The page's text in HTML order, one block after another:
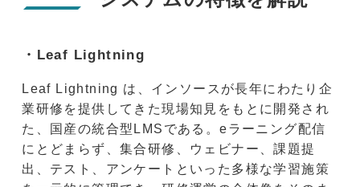
・Leaf Lightning
Leaf Lightning は、インソースが長年にわたり企
業研修を提供してきた現場知見をもとに開発され
た、国産の統合型LMSである。eラーニング配信
にとどまらず、集合研修、ウェビナー、課題提
出、テスト、アンケートといった多様な学習施策